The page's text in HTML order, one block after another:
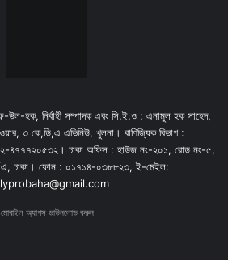
হক, নির্বাহী সম্পাদক এবং সি.ই.ও : এনামুল হক সাহেদ,
৩ কে,ডি,এ এভিনিউ, খুলনা। বাণিজ্যিক বিভাগ :
৪৭৭৭২০৫৩২। ঢাকা অফিস : হাউজ নং-২০১, রোড নং-৫,
ঢাকা। ফোন : ০১৭১৪-০৩৮৮২৩, ই-মেইল:
মোবাইল অ্যাপস ডাউনলোড করুন